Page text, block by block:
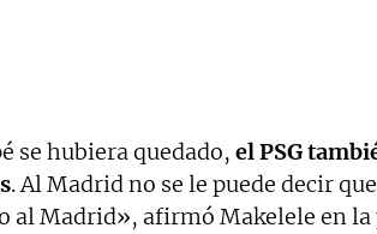
se hubiera quedado, el PSG
. Al Madrid no se le puede decir
al Madrid», afirmó Makelele en